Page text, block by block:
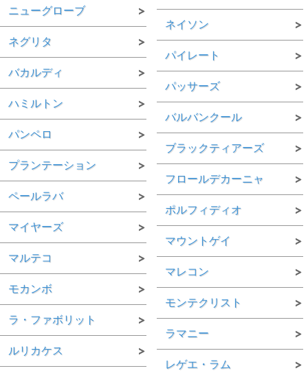
ニューグローブ
ネグリタ
バカルディ
ハミルトン
パンペロ
プランテーション
ペールラバ
マイヤーズ
マルテコ
モカンボ
ラ・ファボリット
ルリカケス
ネイソン
パイレート
パッサーズ
バルバンクール
ブラックティアーズ
フロールデカーニャ
ポルフィディオ
マウントゲイ
マレコン
モンテクリスト
ラマニー
レゲエ・ラム